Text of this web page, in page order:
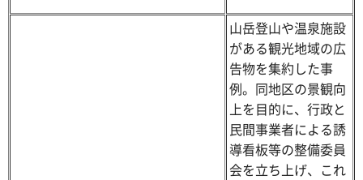
山岳登山や温泉施設
がある観光地域の広
告物を集約した事
例。同地区の景観向
上を目的に、行政と
民間事業者による誘
導看板等の整備委員
会を立ち上げ、これ